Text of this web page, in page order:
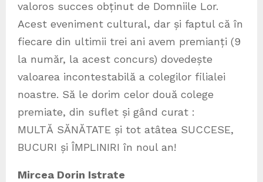
valoros succes obținut de Domniile Lor.
Acest eveniment cultural, dar și faptul că în
fiecare din ultimii trei ani avem premianți (9
la număr, la acest concurs) dovedește
valoarea incontestabilă a colegilor filialei
noastre. Să le dorim celor două colege
premiate, din suflet și gând curat :
MULTĂ SĂNĂTATE și tot atâtea SUCCESE,
BUCURI și ÎMPLINIRI în noul an!
Mircea Dorin Istrate